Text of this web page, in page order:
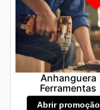
Anhanguera
Ferramentas
Abrir promoção